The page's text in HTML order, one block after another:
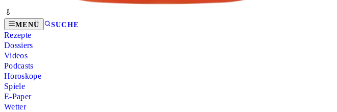
MENÜ SUCHE
Rezepte
Dossiers
Videos
Podcasts
Horoskope
Spiele
E-Paper
Wetter